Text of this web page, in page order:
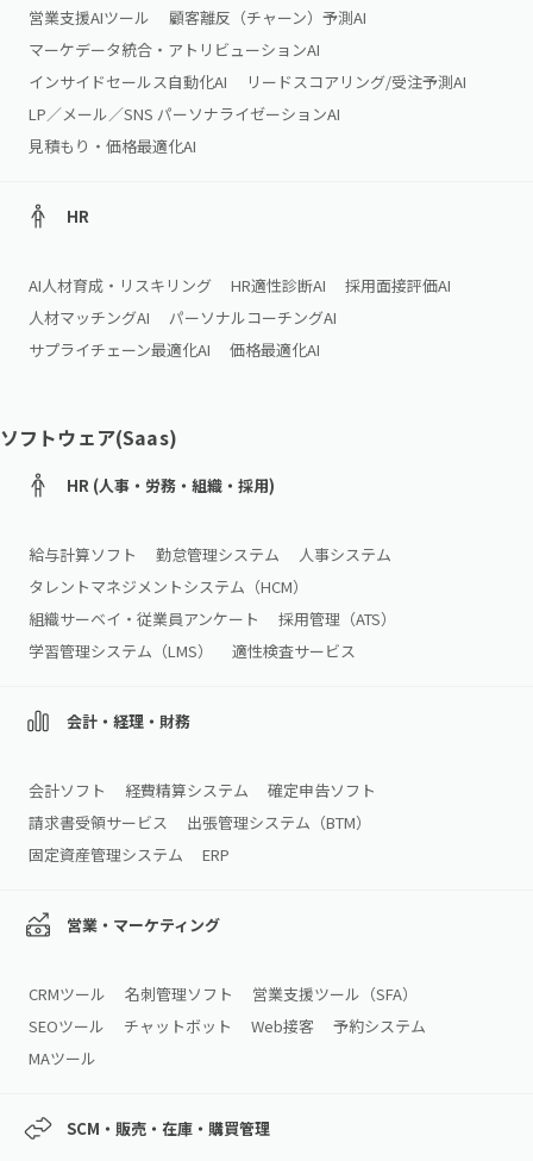
営業支援AIツール
顧客離反（チャーン）予測AI
マーケデータ統合・アトリビューションAI
インサイドセールス自動化AI
リードスコアリング/受注予測AI
LP／メール／SNS パーソナライゼーションAI
見積もり・価格最適化AI
HR
AI人材育成・リスキリング HR適性診断AI
採用面接評価AI
人材マッチングAI
パーソナルコーチングAI
サプライチェーン最適化AI
価格最適化AI
ソフトウェア(Saas)
HR (人事・労務・組織・採用)
給与計算ソフト 勤怠管理システム
人事システム
タレントマネジメントシステム（HCM）
組織サーベイ・従業員アンケート
採用管理（ATS）
学習管理システム（LMS）
適性検査サービス
会計・経理・財務
会計ソフト 経費精算システム
確定申告ソフト
請求書受領サービス
出張管理システム（BTM）
固定資産管理システム
ERP
営業・マーケティング
CRMツール 名刺管理ソフト
営業支援ツール（SFA）
SEOツール
チャットボット Web接客
予約システム
MAツール
SCM・販売・在庫・購買管理